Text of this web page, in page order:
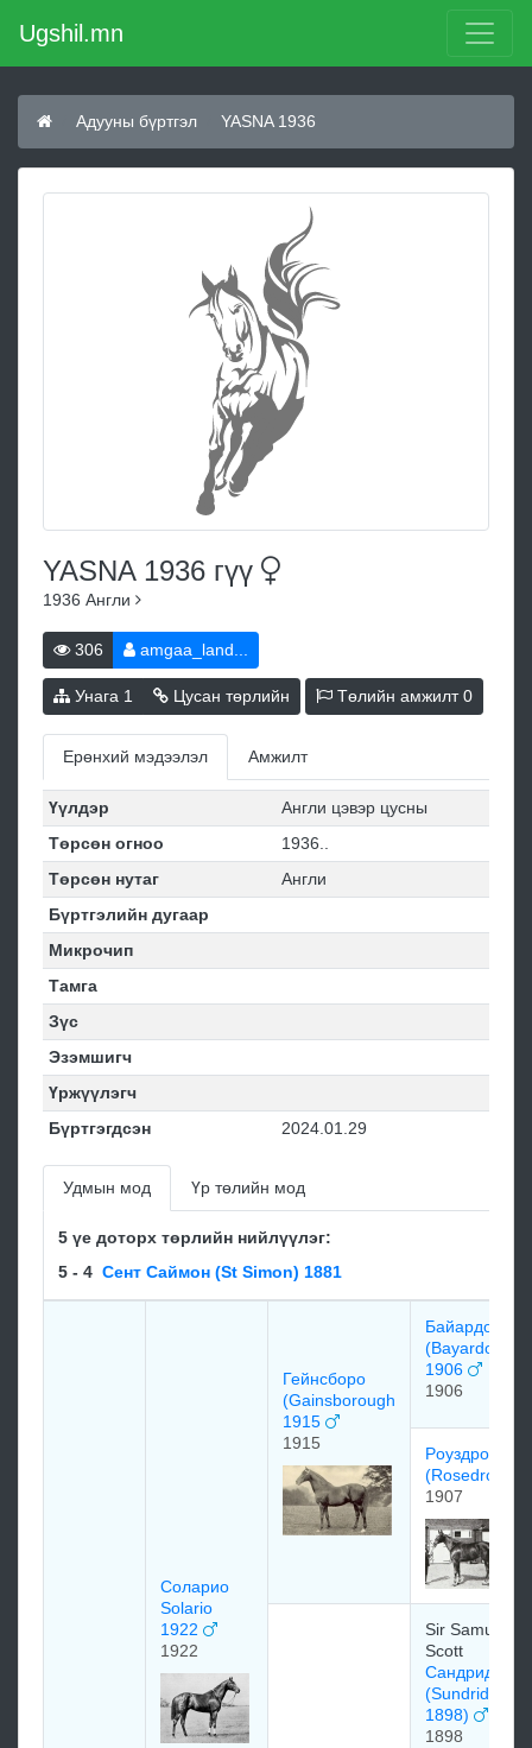
Ugshil.mn
Адууны бүртгэл YASNA 1936
YASNA 1936 гүү
1936 Англи
306 amgaa_land...
Унага 1 Цусан төрлийн Төлийн амжилт0
Ерөнхий мэдээлэл Амжилт
Үүлдэр
Англи цэвэр цусны
Төрсөн огноо
1936..
Төрсөн нутаг
Англи
Бүртгэлийн дугаар
Микрочип
Тамга
Зүс
Эзэмшигч
Үржүүлэгч
Бүртгэгдсэн
2024.01.29
Удмын мод Үр төлийн мод
5 үе доторх төрлийн нийлүүлэг:
5 - 4 Сент Саймон (St Simon) 1881
Соларио
Solario
1922
1922
Гейнсборо
(Gainsborough
1915
1915
Бaйaрдо
(Bayardo)
1906
1906
Рoуздрoп
(Rosedrop)
1907
Sir Samuel
Scott
Сандридж
(Sundridge
1898)
1898